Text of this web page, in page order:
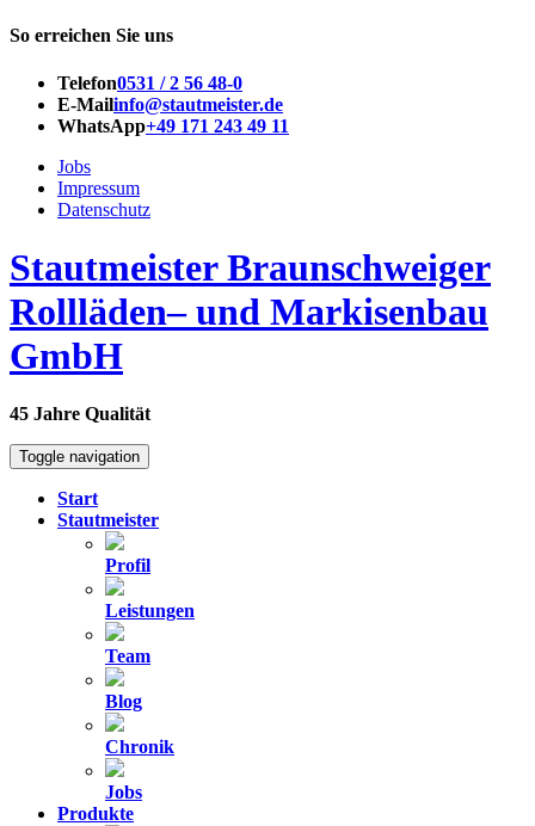
So erreichen Sie uns
Telefon0531 / 2 56 48-0
E-Mailinfo@stautmeister.de
WhatsApp+49 171 243 49 11
Jobs
Impressum
Datenschutz
Stautmeister Braunschweiger
Rollläden– und Markisenbau
GmbH
45 Jahre Qualität
Toggle navigation
Start
Stautmeister
Profil
Leistungen
Team
Blog
Chronik
Jobs
Produkte